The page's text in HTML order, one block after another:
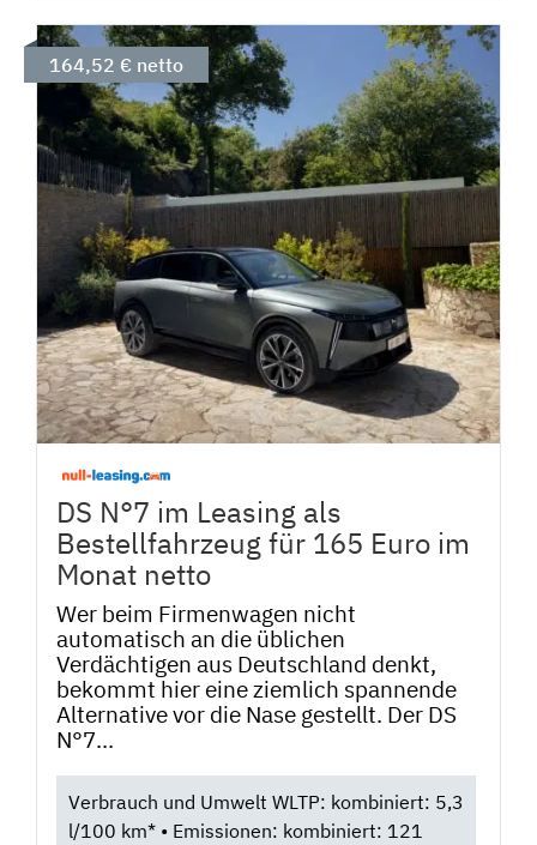
DS N°7 im Leasing als
Bestellfahrzeug für 165 Euro im
Monat netto
Wer beim Firmenwagen nicht
automatisch an die üblichen
Verdächtigen aus Deutschland denkt,
bekommt hier eine ziemlich spannende
Alternative vor die Nase gestellt. Der DS
N°7...
Verbrauch und Umwelt WLTP: kombiniert: 5,3
l/100 km* • Emissionen: kombiniert: 121
164,52 € netto